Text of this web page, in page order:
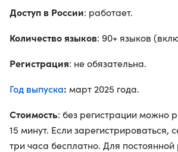
Доступ в России: работает.
Количество языков: 90+ языков
Регистрация: не обязательна.
Год выпуска: март 2025 года.
Стоимость: без регистрации можно
15 минут. Если зарегистрироваться,
три часа бесплатно. Для